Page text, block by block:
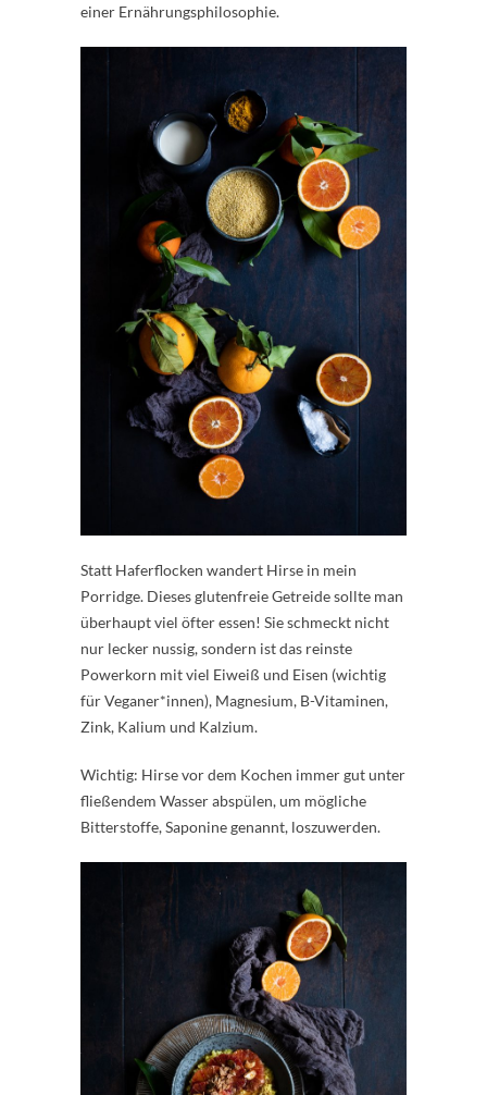
einer Ernährungsphilosophie.
Statt Haferflocken wandert Hirse in mein
Porridge. Dieses glutenfreie Getreide sollte man
überhaupt viel öfter essen! Sie schmeckt nicht
nur lecker nussig, sondern ist das reinste
Powerkorn mit viel Eiweiß und Eisen (wichtig
für Veganer*innen), Magnesium, B-Vitaminen,
Zink, Kalium und Kalzium.
Wichtig: Hirse vor dem Kochen immer gut unter
fließendem Wasser abspülen, um mögliche
Bitterstoffe, Saponine genannt, loszuwerden.